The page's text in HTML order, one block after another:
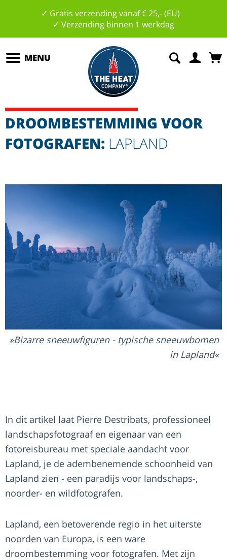
✓ Gratis verzending vanaf € 25,- (EU)
✓ Verzending binnen 1 werkdag
MENU
DROOMBESTEMMING VOOR
FOTOGRAFEN: LAPLAND
Bizarre sneeuwfiguren - typische sneeuwbomen
in Lapland
In dit artikel laat Pierre Destribats, professioneel
landschapsfotograaf en eigenaar van een
fotoreisbureau met speciale aandacht voor
Lapland, je de adembenemende schoonheid van
Lapland zien - een paradijs voor landschaps-,
noorder- en wildfotografen.
Lapland, een betoverende regio in het uiterste
noorden van Europa, is een ware
droombestemming voor fotografen. Met zijn